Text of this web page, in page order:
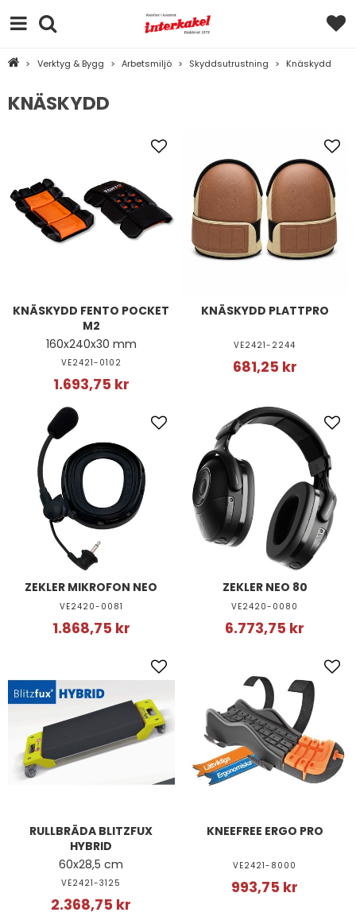
> Verktyg & Bygg > Arbetsmiljö > Skyddsutrustning > Knäskydd
KNÄSKYDD
KNÄSKYDD FENTO POCKET
M2
160x240x30 mm
VE2421-0102
1.693,75 kr
KNÄSKYDD PLATTPRO
VE2421-2244
681,25 kr
ZEKLER MIKROFON NEO
VE2420-0081
1.868,75 kr
ZEKLER NEO 80
VE2420-0080
6.773,75 kr
RULLBRÄDA BLITZFUX
HYBRID
60x28,5 cm
VE2421-3125
2.368,75 kr
KNEEFREE ERGO PRO
VE2421-8000
993,75 kr